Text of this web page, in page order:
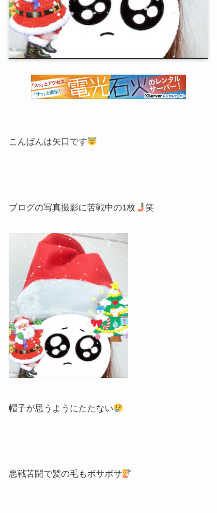
こんばんは矢口です
ブログの写真撮影に苦戦中の1枚 笑
帽子が思うようにたたない
悪戦苦闘で髪の毛もボサボサ